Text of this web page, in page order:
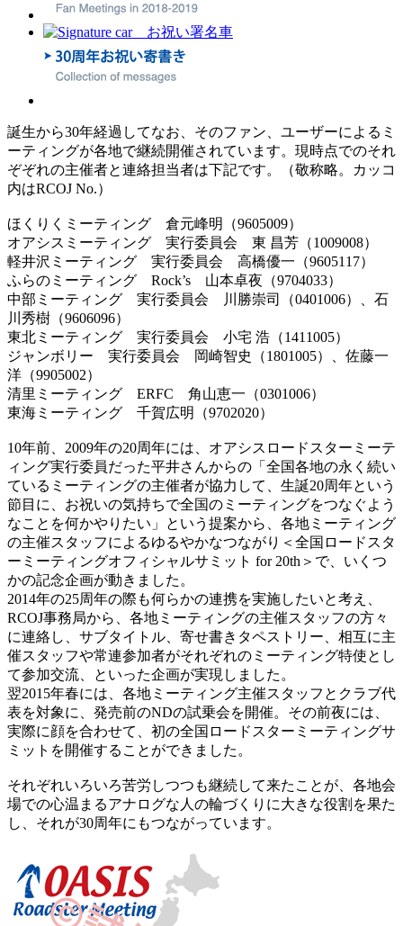
誕生から30年経過してなお、そのファン、ユーザーによるミ
ーティングが各地で継続開催されています。現時点でのそれ
ぞぞれの主催者と連絡担当者は下記です。（敬称略。カッコ
内はRCOJ No.）
ほくりくミーティング 倉元峰明（9605009）
オアシスミーティング 実行委員会 東 昌芳（1009008）
軽井沢ミーティング 実行委員会 高橋優一（9605117）
ふらのミーティング Rock’s 山本卓夜（9704033）
中部ミーティング 実行委員会 川勝崇司（0401006）、石
川秀樹（9606096）
東北ミーティング 実行委員会 小宅 浩（1411005）
ジャンボリー 実行委員会 岡崎智史（1801005）、佐藤一
洋（9905002）
清里ミーティング ERFC 角山恵一（0301006）
東海ミーティング 千賀広明（9702020）
10年前、2009年の20周年には、オアシスロードスターミーテ
ィング実行委員だった平井さんからの「全国各地の永く続い
ているミーティングの主催者が協力して、生誕20周年という
節目に、お祝いの気持ちで全国のミーティングをつなぐよう
なことを何かやりたい」という提案から、各地ミーティング
の主催スタッフによるゆるやかなつながり＜全国ロードスタ
ーミーティングオフィシャルサミット for 20th＞で、いくつ
かの記念企画が動きました。
2014年の25周年の際も何らかの連携を実施したいと考え、
RCOJ事務局から、各地ミーティングの主催スタッフの方々
に連絡し、サブタイトル、寄せ書きタペストリー、相互に主
催スタッフや常連参加者がそれぞれのミーティング特使とし
て参加交流、といった企画が実現しました。
翌2015年春には、各地ミーティング主催スタッフとクラブ代
表を対象に、発売前のNDの試乗会を開催。その前夜には、
実際に顔を合わせて、初の全国ロードスターミーティングサ
ミットを開催することができました。
それぞれいろいろ苦労しつつも継続して来たことが、各地会
場での心温まるアナログな人の輪づくりに大きな役割を果た
し、それが30周年にもつながっています。